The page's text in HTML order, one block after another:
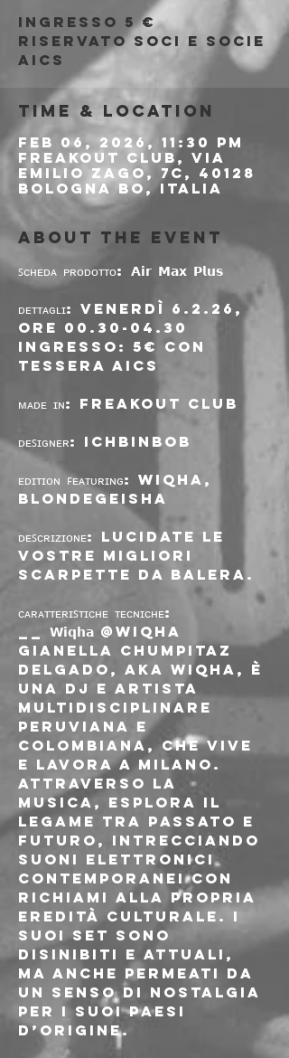
Ingresso 5 €
riservato soci e socie
AICS
Time & Location
Feb 06, 2026, 11:30 PM
Freakout Club, Via
Emilio Zago, 7c, 40128
Bologna BO, Italia
About the event
ꜱᴄʜᴇᴅᴀ ᴘʀᴏᴅᴏᴛᴛᴏ: 𝗔𝗶𝗿 𝗠𝗮𝘅 𝗣𝗹𝘂𝘀
ᴅᴇᴛᴛᴀɢʟɪ: venerdì 6.2.26,
ore 00.30-04.30
INGRESSO: 5€ con
tessera AICS
ᴍᴀᴅᴇ ɪɴ: Freakout Club
ᴅᴇꜱɪɢɴᴇʀ: IchBinBob
ᴇᴅɪᴛɪᴏɴ ꜰᴇᴀᴛᴜʀɪɴɢ: Wiqha,
blondegeisha
ᴅᴇꜱᴄʀɪᴢɪᴏɴᴇ: Lucidate le
vostre migliori
scarpette da balera.
ᴄᴀʀᴀᴛᴛᴇʀɪꜱᴛɪᴄʜᴇ ᴛᴇᴄɴɪᴄʜᴇ:
__ 𝗪𝗶𝗾𝗵𝗮 @wiqha
Gianella Chumpitaz
Delgado, aka Wiqha, è
una DJ e artista
multidisciplinare
peruviana e
colombiana, che vive
e lavora a Milano.
Attraverso la
musica, esplora il
legame tra passato e
futuro, intrecciando
suoni elettronici
contemporanei con
richiami alla propria
eredità culturale. I
suoi set sono
disinibiti e attuali,
ma anche permeati da
un senso di nostalgia
per i suoi paesi
d’origine.